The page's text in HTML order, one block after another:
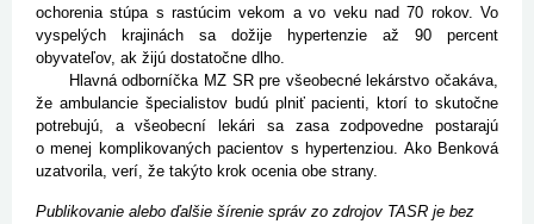
ochorenia stúpa s rastúcim vekom a vo veku nad 70 rokov. Vo
vyspelých krajinách sa dožije hypertenzie až 90 percent
obyvateľov, ak žijú dostatočne dlho.
Hlavná odborníčka MZ SR pre všeobecné lekárstvo očakáva,
že ambulancie špecialistov budú plniť pacienti, ktorí to skutočne
potrebujú, a všeobecní lekári sa zasa zodpovedne postarajú
o menej komplikovaných pacientov s hypertenziou. Ako Benková
uzatvorila, verí, že takýto krok ocenia obe strany.
Publikovanie alebo ďalšie šírenie správ zo zdrojov TASR je bez